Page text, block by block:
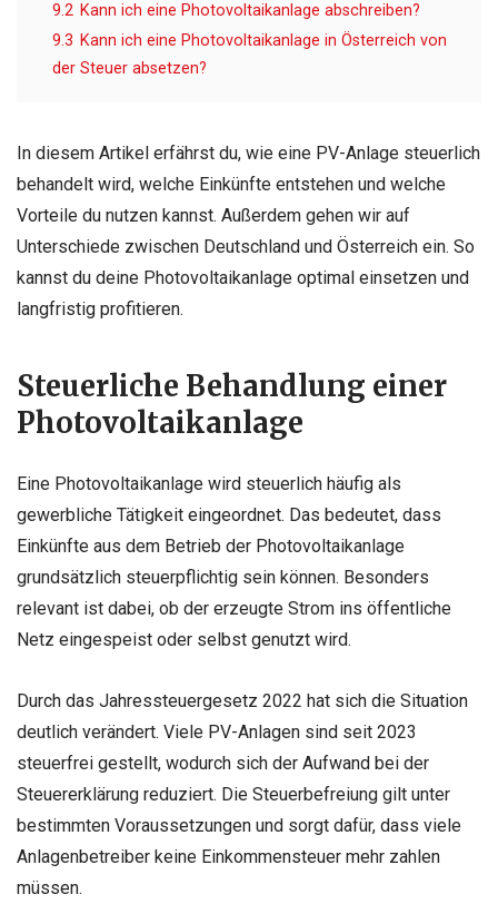
9.2 Kann ich eine Photovoltaikanlage abschreiben?
9.3 Kann ich eine Photovoltaikanlage in Österreich von
der Steuer absetzen?
In diesem Artikel erfährst du, wie eine PV-Anlage steuerlich
behandelt wird, welche Einkünfte entstehen und welche
Vorteile du nutzen kannst. Außerdem gehen wir auf
Unterschiede zwischen Deutschland und Österreich ein. So
kannst du deine Photovoltaikanlage optimal einsetzen und
langfristig profitieren.
Steuerliche Behandlung einer
Photovoltaikanlage
Eine Photovoltaikanlage wird steuerlich häufig als
gewerbliche Tätigkeit eingeordnet. Das bedeutet, dass
Einkünfte aus dem Betrieb der Photovoltaikanlage
grundsätzlich steuerpflichtig sein können. Besonders
relevant ist dabei, ob der erzeugte Strom ins öffentliche
Netz eingespeist oder selbst genutzt wird.
Durch das Jahressteuergesetz 2022 hat sich die Situation
deutlich verändert. Viele PV-Anlagen sind seit 2023
steuerfrei gestellt, wodurch sich der Aufwand bei der
Steuererklärung reduziert. Die Steuerbefreiung gilt unter
bestimmten Voraussetzungen und sorgt dafür, dass viele
Anlagenbetreiber keine Einkommensteuer mehr zahlen
müssen.